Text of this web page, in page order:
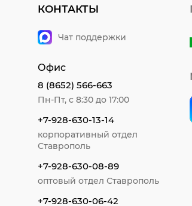
КОНТАКТЫ
Чат поддержки
Офис
8 (8652) 566-663
Пн-Пт, с 8:30 до 17:00
+7-928-630-13-14
корпоративный отдел
Ставрополь
+7-928-630-08-89
оптовый отдел Ставрополь
+7-928-630-06-42